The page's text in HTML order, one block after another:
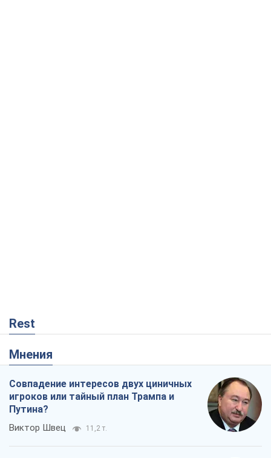
Rest
Мнения
Совпадение интересов двух циничных
игроков или тайный план Трампа и
Путина?
Виктор Швец 11,2 т.